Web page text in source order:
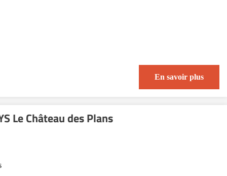
En savoir plus
Le Château des Plans